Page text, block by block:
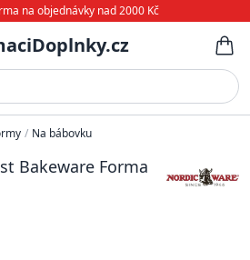
na objednávky nad 2000 Kč
/ Na bábovku
Bakeware Forma